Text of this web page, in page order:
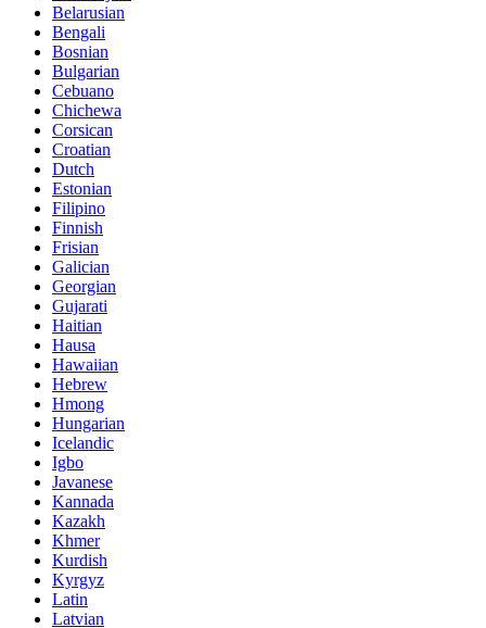
Belarusian
Bengali
Bosnian
Bulgarian
Cebuano
Chichewa
Corsican
Croatian
Dutch
Estonian
Filipino
Finnish
Frisian
Galician
Georgian
Gujarati
Haitian
Hausa
Hawaiian
Hebrew
Hmong
Hungarian
Icelandic
Igbo
Javanese
Kannada
Kazakh
Khmer
Kurdish
Kyrgyz
Latin
Latvian